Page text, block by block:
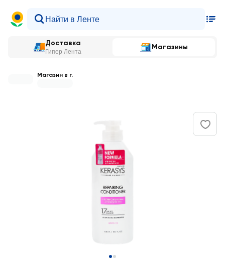
Доставка
Гипер Лента
Магазины
Магазин в г.